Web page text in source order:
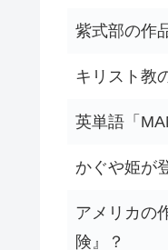
紫式部の作
キリスト教
英単語「
かぐや姫が
アメリカの
険』？